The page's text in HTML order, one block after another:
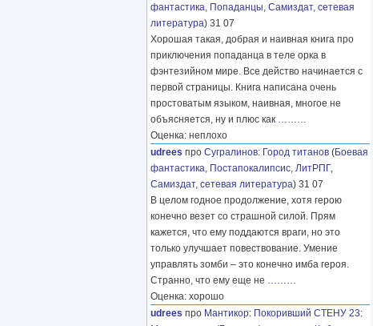
фантастика, Попаданцы, Самиздат, сетевая
литература) 31 07
Хорошая такая, добрая и наивная книга про
приключения попаданца в теле орка в
фэнтезийном мире. Все действо начинается с
первой страницы. Книга написана очень
простоватым языком, наивная, многое не
объясняется, ну и плюс как ………
Оценка: неплохо
udrees про Сугралинов: Город титанов (Боевая
фантастика, Постапокалипсис, ЛитРПГ,
Самиздат, сетевая литература) 31 07
В целом годное продолжение, хотя герою
конечно везет со страшной силой. Прям
кажется, что ему поддаются враги, но это
только улучшает повествование. Умение
управлять зомби – это конечно имба героя.
Странно, что ему еще не ………
Оценка: хорошо
udrees про Мантикор: Покоривший СТЕНУ 23: